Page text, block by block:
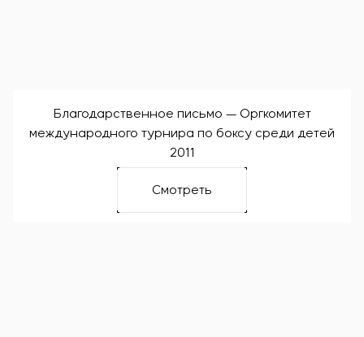
Благодарственное письмо — Оргкомитет
международного турнира по боксу среди детей
2011
Смотреть